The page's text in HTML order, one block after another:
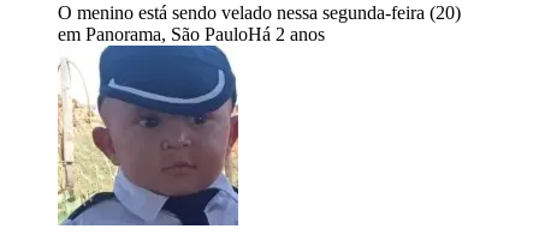
O menino está sendo velado nessa segunda-feira (20)
em Panorama, São PauloHá 2 anos